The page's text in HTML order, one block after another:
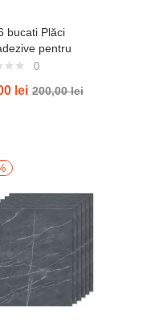
bucati Plăci
pentru
cu aspect
0
lei 200,00lei